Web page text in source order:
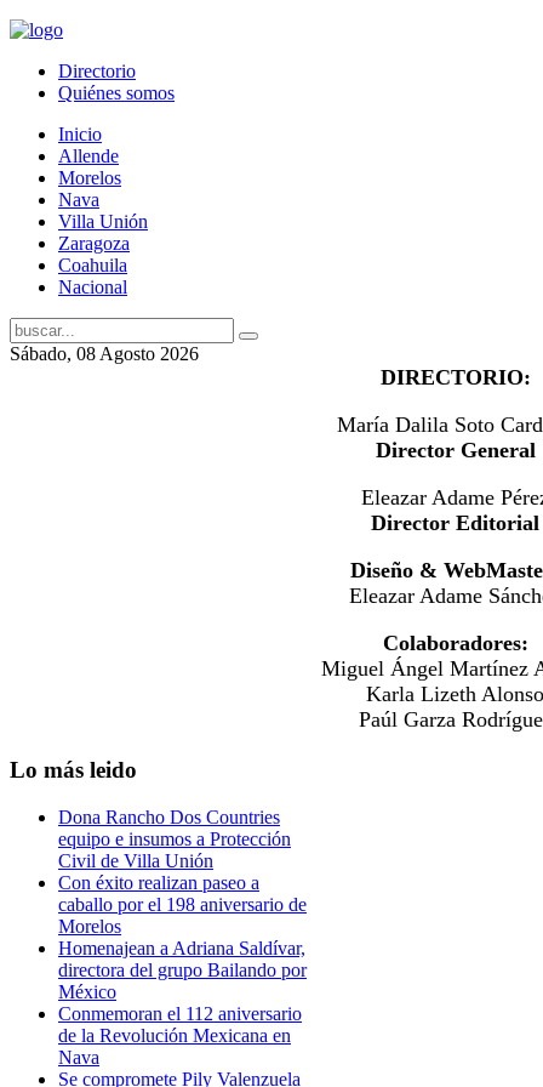
Directorio
Quiénes somos
Inicio
Allende
Morelos
Nava
Villa Unión
Zaragoza
Coahuila
Nacional
Sábado, 08 Agosto 2026
DIRECTORIO:
María Dalila Soto
Director General
Eleazar Adame
Director Editorial
Diseño &
Eleazar Adame
Colaboradores:
Miguel Ángel Martínez
Karla Lizeth Alonso
Paúl Garza
Lo más leido
Dona Rancho Dos Countries
equipo e insumos a Protección
Civil de Villa Unión
Con éxito realizan paseo a
caballo por el 198 aniversario de
Morelos
Homenajean a Adriana Saldívar,
directora del grupo Bailando por
México
Conmemoran el 112 aniversario
de la Revolución Mexicana en
Nava
Se compromete Pily Valenzuela